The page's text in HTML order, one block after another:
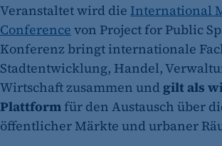
Veranstaltet wird die International
Conference von Project for Public
Konferenz bringt internationale
Stadtentwicklung, Handel,
Wirtschaft zusammen und gilt als
Plattform für den Austausch über
öffentlicher Märkte und urbaner